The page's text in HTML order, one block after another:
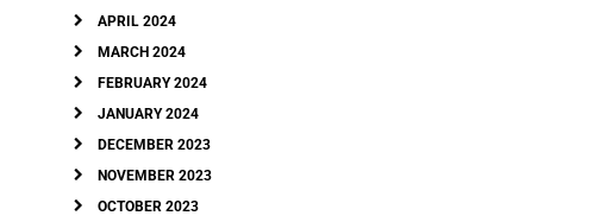
APRIL 2024
MARCH 2024
FEBRUARY 2024
JANUARY 2024
DECEMBER 2023
NOVEMBER 2023
OCTOBER 2023